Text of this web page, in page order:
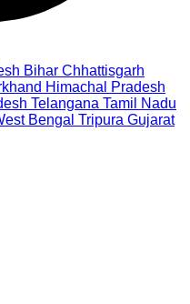
Bihar Chhattisgarh
Himachal Pradesh
Telangana Tamil Nadu
Bengal Tripura Gujarat